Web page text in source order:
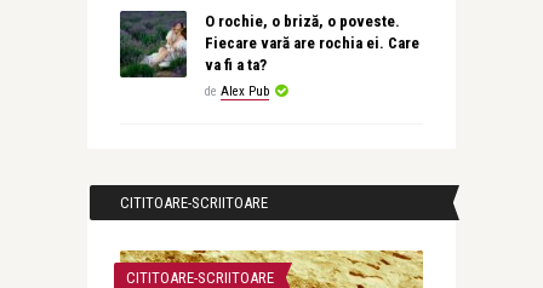
O rochie, o briză, o poveste.
Fiecare vară are rochia ei. Care
va fi a ta?
de Alex Pub
CITITOARE-SCRIITOARE
CITITOARE-SCRIITOARE